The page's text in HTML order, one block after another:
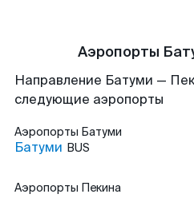
Аэропорты
Направление Батуми —
следующие аэропорты
Аэропорты Батуми
Батуми BUS
Аэропорты Пекина